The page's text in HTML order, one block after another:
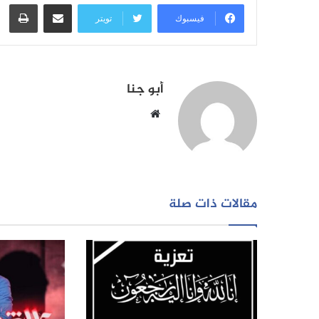
فيسبوك تويتر
مشاركة عبر البريد
أبو جنا
مقالات ذات صلة